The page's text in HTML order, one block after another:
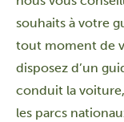
souhaits à votre
tout moment de
disposez d’un
conduit la
les parcs